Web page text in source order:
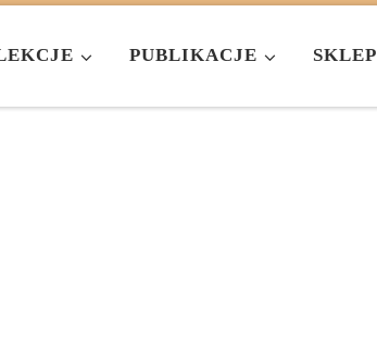
PUBLIKACJE SKLEP